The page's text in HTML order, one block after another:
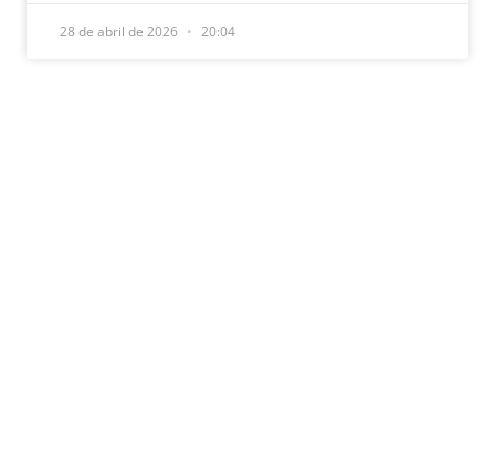
28 de abril de 2026 20:04